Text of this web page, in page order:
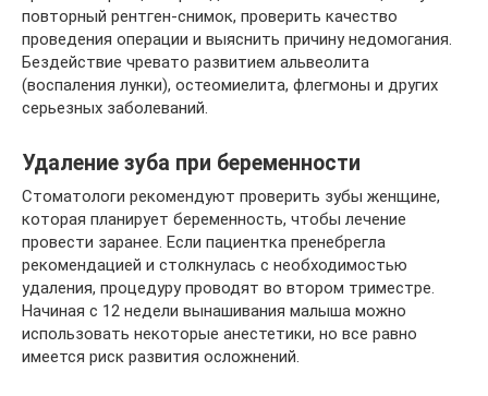
повторный рентген-снимок, проверить качество
проведения операции и выяснить причину недомогания.
Бездействие чревато развитием альвеолита
(воспаления лунки), остеомиелита, флегмоны и других
серьезных заболеваний.
Удаление зуба при беременности
Стоматологи рекомендуют проверить зубы женщине,
которая планирует беременность, чтобы лечение
провести заранее. Если пациентка пренебрегла
рекомендацией и столкнулась с необходимостью
удаления, процедуру проводят во втором триместре.
Начиная с 12 недели вынашивания малыша можно
использовать некоторые анестетики, но все равно
имеется риск развития осложнений.